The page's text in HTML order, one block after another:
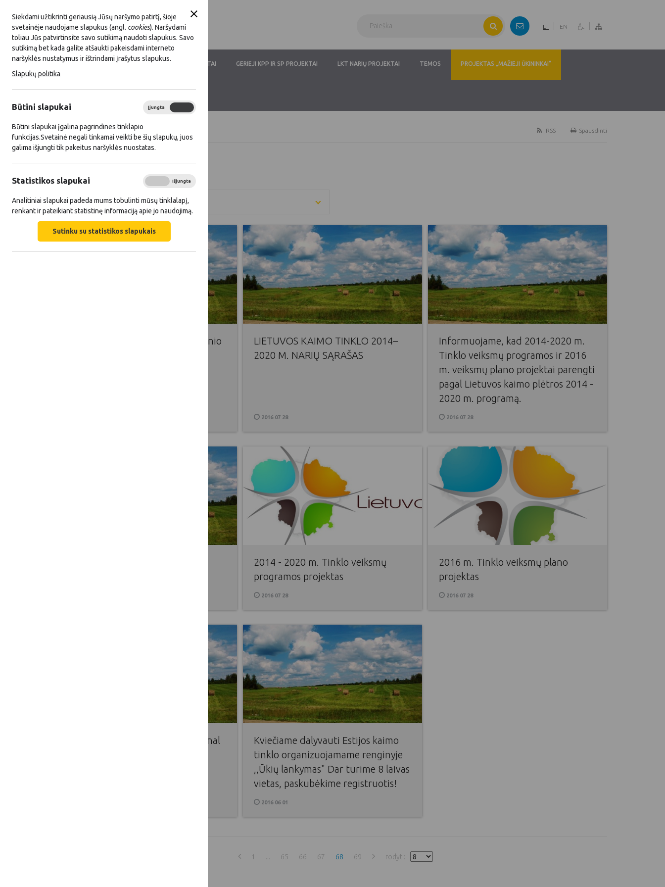
Siekdami užtikrinti geriausią Jūsų naršymo patirtį, šioje
svetainėje naudojame slapukus (angl. cookies). Naršydami
toliau Jūs patvirtinsite savo sutikimą naudoti slapukus. Savo
sutikimą bet kada galite atšaukti pakeisdami interneto
naršyklės nustatymus ir ištrindami įrašytus slapukus.
Slapukų politika
Būtini slapukai Įjungta
Būtini slapukai įgalina pagrindines tinklapio
funkcijas.Svetainė negali tinkamai veikti be šių slapukų, juos
galima išjungti tik pakeitus naršyklės nuostatas.
Statistikos slapukai Išjungta
Analitiniai slapukai padeda mums tobulinti mūsų tinklalapį,
renkant ir pateikiant statistinę informaciją apie jo naudojimą.
Sutinku su statistikos slapukais
LT EN
LKT VEIKLA LKT NARYSTĖ DOKUMENTAI GERIEJI KPP IR SP PROJEKTAI LKT NARIŲ PROJEKTAI TEMOS PROJEKTAS „MAŽIEJI ŪKININKAI“
Titulinis Naujienos Spausdinti
RSS
Visos naujienos
Metai Kategorija
Dėl Tinklo sekretoriato kontaktinio
LIETUVOS KAIMO TINKLO 2014–
2020 M. NARIŲ SĄRAŠAS
2016 07 28
Informuojame, kad 2014-2020 m.
Tinklo veiksmų programos ir 2016
m. veiksmų plano projektai parengti
pagal Lietuvos kaimo plėtros 2014 -
2020 m. programą.
2016 07 28
2014 - 2020 m. Tinklo veiksmų
programos projektas
2016 07 28
2016 m. Tinklo veiksmų plano
projektas
2016 07 28
The LEADER Fair for Transnational
Kviečiame dalyvauti Estijos kaimo
tinklo organizuojamame renginyje
,,Ūkių lankymas" Dar turime 8 laivas
vietas, paskubėkime registruotis!
2016 06 01
1 65 66 67 68 69 rodyti: